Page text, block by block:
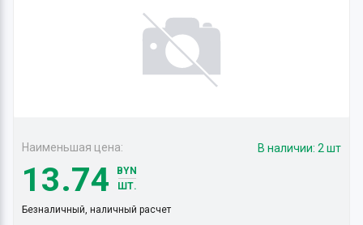
В наличии: 2 шт
Наименьшая цена:
13.74
BYN
ШТ.
Безналичный, наличный расчет